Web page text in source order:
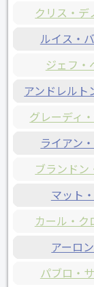
クリス・デ
ルイス・
ジェフ・
アンドレルト
グレーディ
ライアン
ブランドン
マット
カール・ク
アーロ
パブロ・